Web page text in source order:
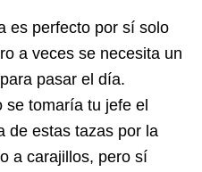
es perfecto por sí solo
a veces se necesita un
pasar el día.
se tomaría tu jefe el
de estas tazas por la
a carajillos, pero sí